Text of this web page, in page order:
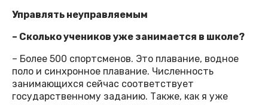
Управлять неуправляемым
– Сколько учеников уже занимается в школе?
– Более 500 спортсменов. Это плавание, водное
поло и синхронное плавание. Численность
занимающихся сейчас соответствует
государственному заданию. Также, как я уже